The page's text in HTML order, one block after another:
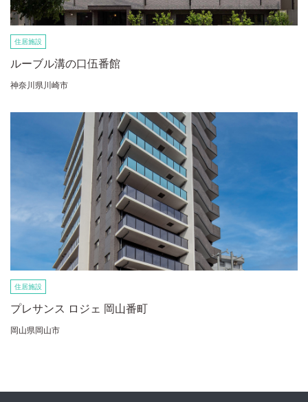
住居施設
ルーブル溝の口伍番館
神奈川県川崎市
住居施設
プレサンス ロジェ 岡山番町
岡山県岡山市